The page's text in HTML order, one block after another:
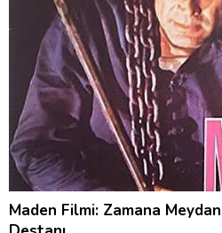
Maden Filmi: Zamana